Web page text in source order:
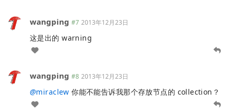
wangping #7 2013年12月23日
这是出的 warning
wangping #8 2013年12月23日
@miraclew 你能不能告诉我那个存放节点的 collection？